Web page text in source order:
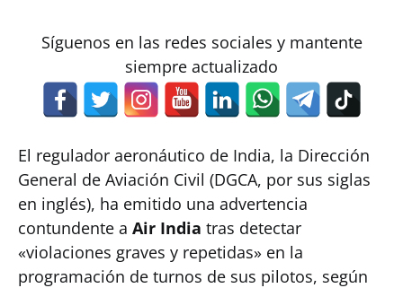
Síguenos en las redes sociales y mantente
siempre actualizado
El regulador aeronáutico de India, la Dirección
General de Aviación Civil (DGCA, por sus siglas
en inglés), ha emitido una advertencia
contundente a Air India tras detectar
«violaciones graves y repetidas» en la
programación de turnos de sus pilotos, según